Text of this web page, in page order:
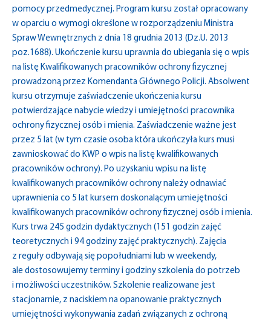
pomocy przedmedycznej. Program kursu został opracowany
w oparciu o wymogi określone w rozporządzeniu Ministra
Spraw Wewnętrznych z dnia 18 grudnia 2013 (Dz.U. 2013
poz.1688). Ukończenie kursu uprawnia do ubiegania się o wpis
na listę Kwalifikowanych pracowników ochrony fizycznej
prowadzoną przez Komendanta Głównego Policji. Absolwent
kursu otrzymuje zaświadczenie ukończenia kursu
potwierdzające nabycie wiedzy i umiejętności pracownika
ochrony fizycznej osób i mienia. Zaświadczenie ważne jest
przez 5 lat (w tym czasie osoba która ukończyła kurs musi
zawnioskować do KWP o wpis na listę kwalifikowanych
pracowników ochrony). Po uzyskaniu wpisu na listę
kwalifikowanych pracowników ochrony należy odnawiać
uprawnienia co 5 lat kursem doskonalącym umiejętności
kwalifikowanych pracowników ochrony fizycznej osób i mienia.
Kurs trwa 245 godzin dydaktycznych (151 godzin zajęć
teoretycznych i 94 godziny zajęć praktycznych). Zajęcia
z reguły odbywają się popołudniami lub w weekendy,
ale dostosowujemy terminy i godziny szkolenia do potrzeb
i możliwości uczestników. Szkolenie realizowane jest
stacjonarnie, z naciskiem na opanowanie praktycznych
umiejętności wykonywania zadań związanych z ochroną